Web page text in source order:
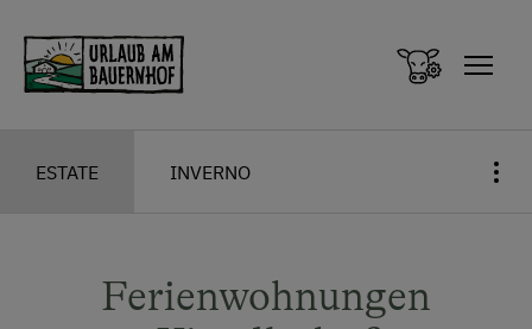
ESTATE INVERNO
Ferienwohnungen